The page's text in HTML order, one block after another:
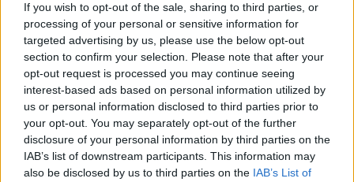
If you wish to opt-out of the sale, sharing to third parties, or
processing of your personal or sensitive information for
targeted advertising by us, please use the below opt-out
section to confirm your selection. Please note that after your
opt-out request is processed you may continue seeing
interest-based ads based on personal information utilized by
us or personal information disclosed to third parties prior to
your opt-out. You may separately opt-out of the further
disclosure of your personal information by third parties on the
IAB’s list of downstream participants. This information may
also be disclosed by us to third parties on the IAB’s List of
I nostri cari
Giovannimaria Cabras